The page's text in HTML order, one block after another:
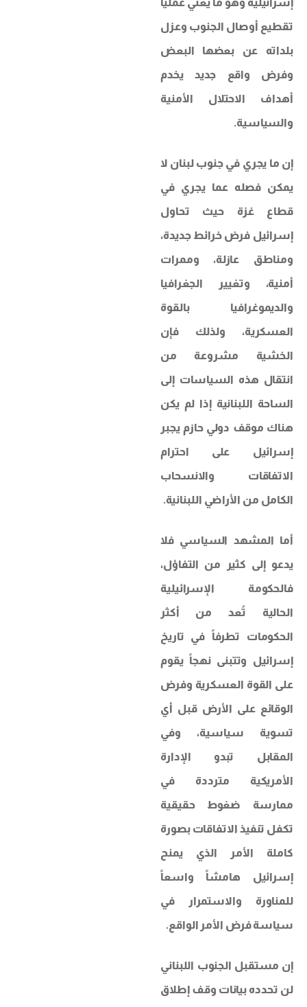
إسرائيلية وهو ما يعني عملياً
تقطيع أوصال الجنوب وعزل
بلداته عن بعضها البعض
وفرض واقع جديد يخدم
أهداف الاحتلال الأمنية
والسياسية.
إن ما يجري في جنوب لبنان لا
يمكن فصله عما يجري في
قطاع غزة حيث تحاول
إسرائيل فرض خرائط جديدة،
ومناطق عازلة، وممرات
أمنية، وتغيير الجغرافيا
والديموغرافيا بالقوة
العسكرية، ولذلك فإن
الخشية مشروعة من
انتقال هذه السياسات إلى
الساحة اللبنانية إذا لم يكن
هناك موقف دولي حازم يجبر
إسرائيل على احترام
الاتفاقات والانسحاب
الكامل من الأراضي اللبنانية.
أما المشهد السياسي فلا
يدعو إلى كثير من التفاؤل،
فالحكومة الإسرائيلية
الحالية تُعد من أكثر
الحكومات تطرفاً في تاريخ
إسرائيل وتتبنى نهجاً يقوم
على القوة العسكرية وفرض
الوقائع على الأرض قبل أي
تسوية سياسية، وفي
المقابل تبدو الإدارة
الأمريكية مترددة في
ممارسة ضغوط حقيقية
تكفل تنفيذ الاتفاقات بصورة
كاملة الأمر الذي يمنح
إسرائيل هامشاً واسعاً
للمناورة والاستمرار في
سياسة فرض الأمر الواقع.
إن مستقبل الجنوب اللبناني
لن تحدده بيانات وقف إطلاق